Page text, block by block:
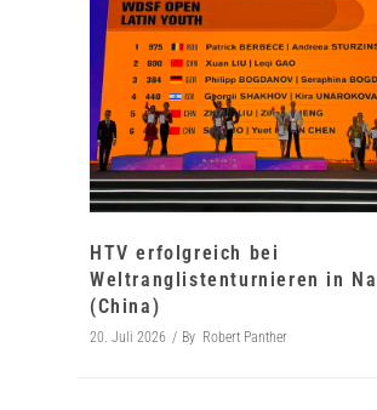
HTV erfolgreich bei
Weltranglistenturnieren in
(China)
20. Juli 2026 By Robert Panther